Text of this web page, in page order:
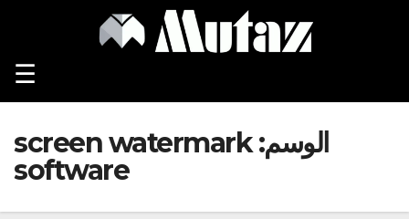
☰
الوسم:screen watermark
software